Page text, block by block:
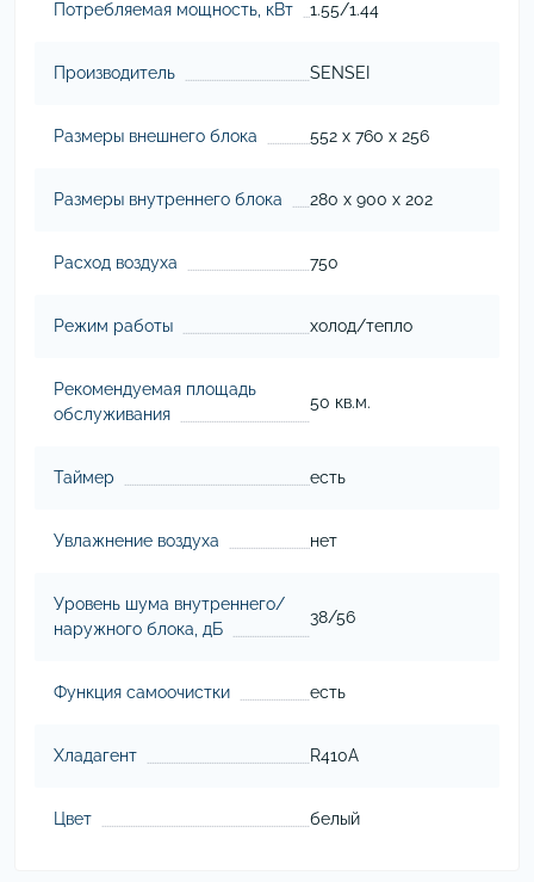
Потребляемая мощность, кВт 1.55/1.44
Производитель SENSEI
Размеры внешнего блока 552 х 760 х 256
Размеры внутреннего блока 280 х 900 х 202
Расход воздуха 750
Режим работы холод/тепло
Рекомендуемая площадь
обслуживания
50 кв.м.
Таймер есть
Увлажнение воздуха нет
Уровень шума внутреннего/
наружного блока, дБ
38/56
Функция самоочистки есть
Хладагент R410A
Цвет белый